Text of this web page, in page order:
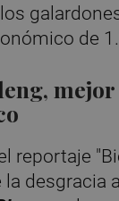
de
reportaje
desgracia